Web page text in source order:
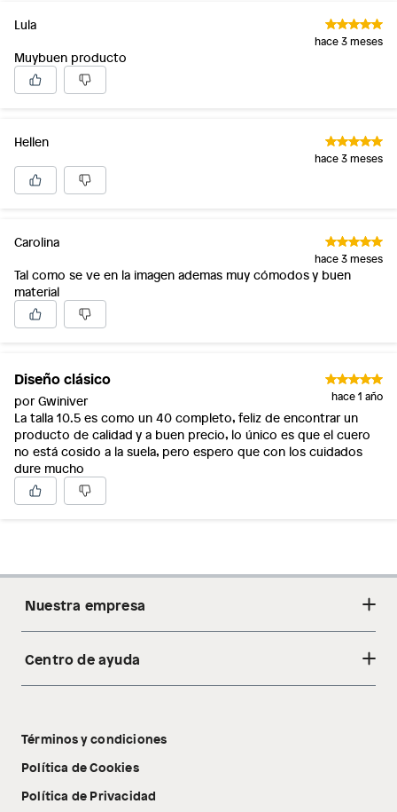
Lula
hace 3 meses
Muybuen producto
Hellen
hace 3 meses
Carolina
hace 3 meses
Tal como se ve en la imagen ademas muy cómodos y buen
material
Diseño clásico
por Gwiniver hace 1 año
La talla 10.5 es como un 40 completo, feliz de encontrar un
producto de calidad y a buen precio, lo único es que el cuero
no está cosido a la suela, pero espero que con los cuidados
dure mucho
Nuestra empresa
Acerca de nosotros
Tecnología Pillow Walk
Centro de ayuda
Libro de reclamaciones
Términos y condiciones
Política de Cookies
Política de Privacidad